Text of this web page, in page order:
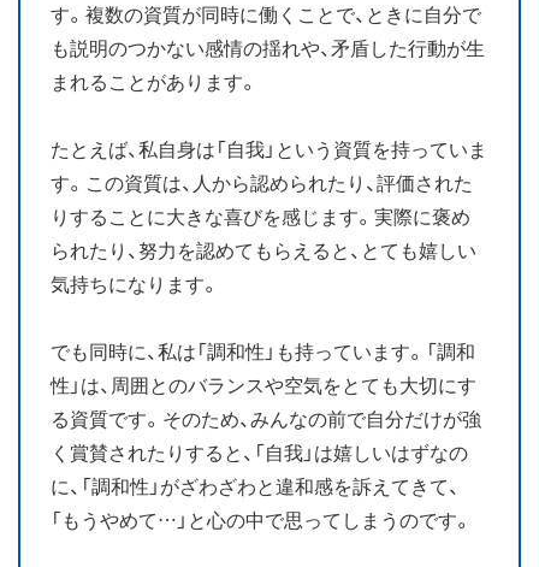
す。複数の資質が同時に働くことで、ときに自分で
も説明のつかない感情の揺れや、矛盾した行動が生
まれることがあります。
たとえば、私自身は「自我」という資質を持っていま
す。この資質は、人から認められたり、評価された
りすることに大きな喜びを感じます。実際に褒め
られたり、努力を認めてもらえると、とても嬉しい
気持ちになります。
でも同時に、私は「調和性」も持っています。「調和
性」は、周囲とのバランスや空気をとても大切にす
る資質です。そのため、みんなの前で自分だけが強
く賞賛されたりすると、「自我」は嬉しいはずなの
に、「調和性」がざわざわと違和感を訴えてきて、
「もうやめて…」と心の中で思ってしまうのです。